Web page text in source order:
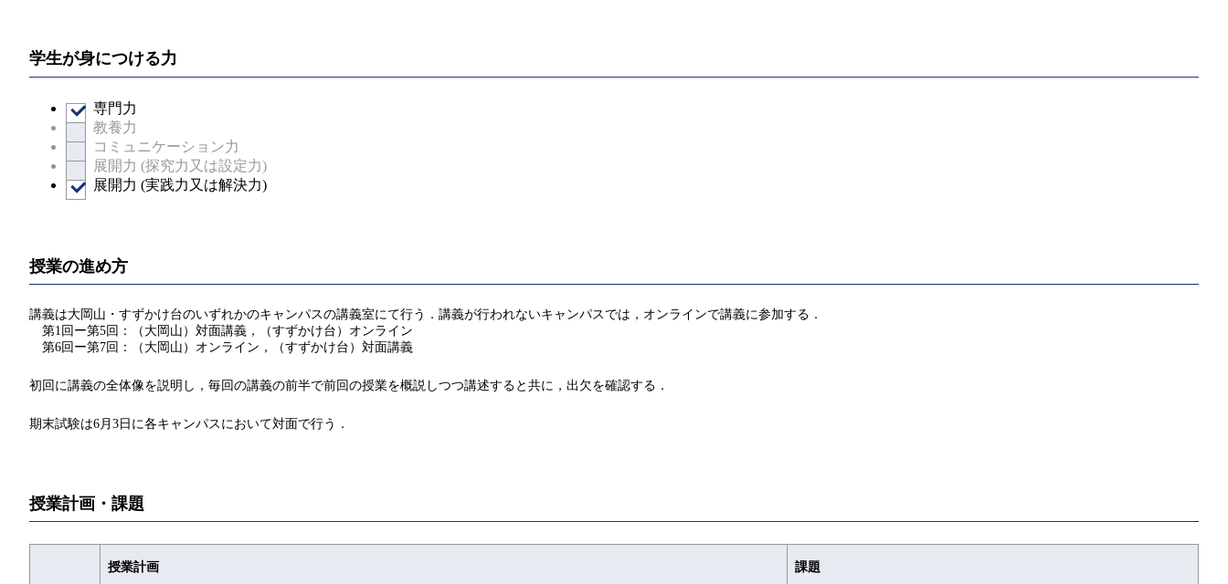
学生が身につける力
専門力
教養力
コミュニケーション力
展開力 (探究力又は設定力)
展開力 (実践力又は解決力)
授業の進め方
講義は大岡山・すずかけ台のいずれかのキャンパスの講義室にて行う．講義が行われないキャンパスでは，オンラインで講義に参加する．
第1回ー第5回：（大岡山）対面講義，（すずかけ台）オンライン
第6回ー第7回：（大岡山）オンライン，（すずかけ台）対面講義
初回に講義の全体像を説明し，毎回の講義の前半で前回の授業を概説しつつ講述すると共に，出欠を確認する．
期末試験は6月3日に各キャンパスにおいて対面で行う．
授業計画・課題
授業計画 課題